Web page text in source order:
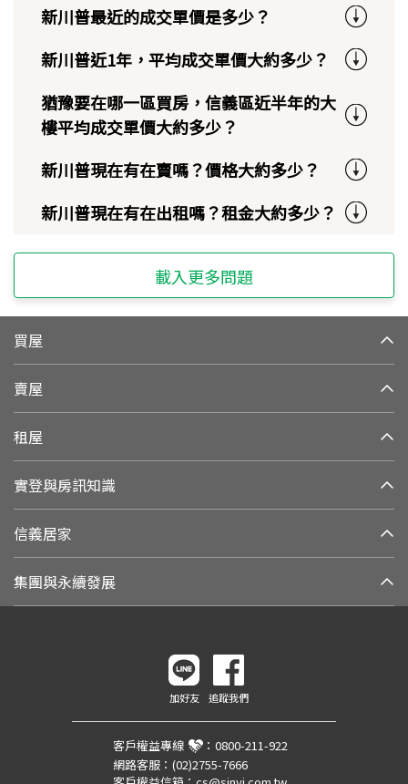
新川普最近的成交單價是多少？
新川普近1年，平均成交單價大約多少？
猶豫要在哪一區買房，信義區近半年的大
樓平均成交單價大約多少？
新川普現在有在賣嗎？價格大約多少？
新川普現在有在出租嗎？租金大約多少？
載入更多問題
買屋
賣屋
租屋
實登與房訊知識
信義居家
集團與永續發展
加好友 追蹤我們
客戶權益專線 ： 0800-211-922
網路客服： (02)2755-7666